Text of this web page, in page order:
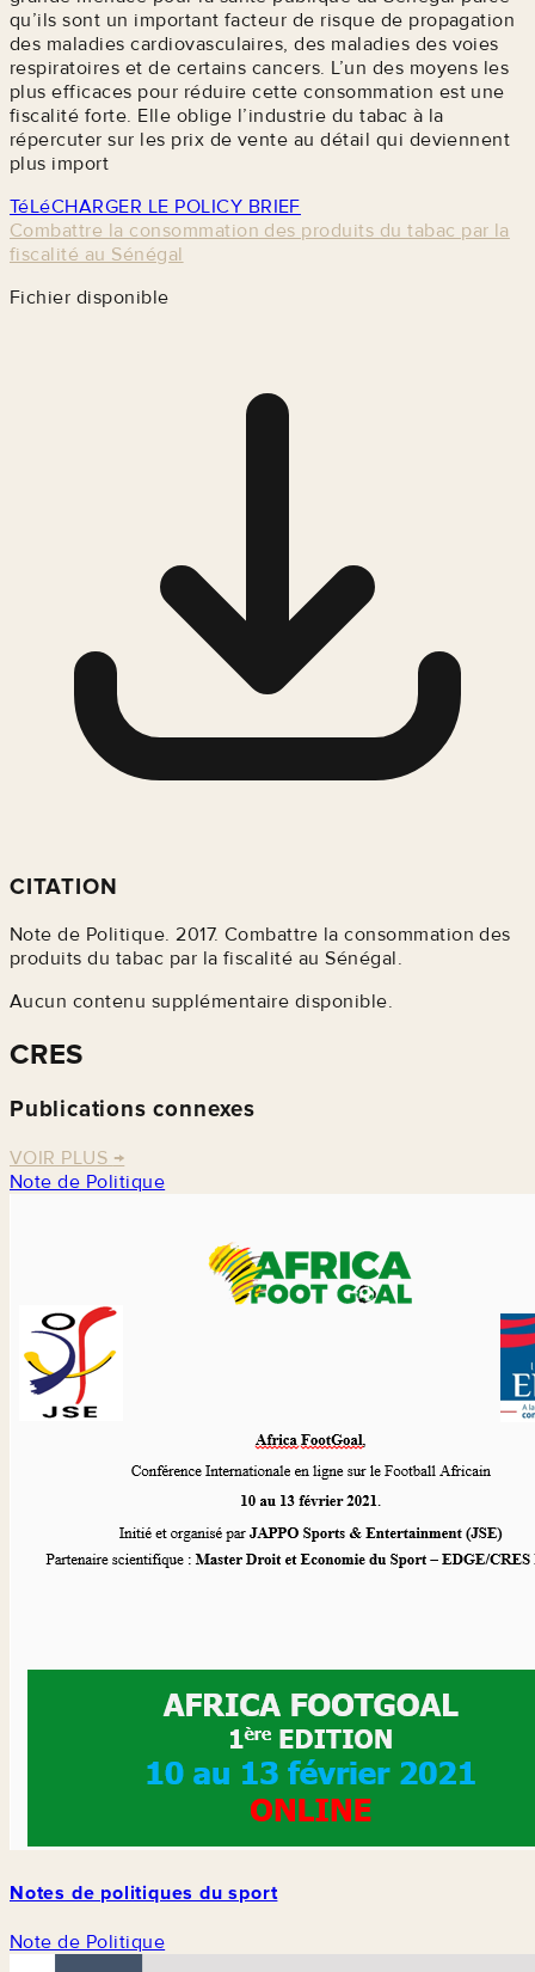
qu’ils sont un important facteur de risque de propagation
des maladies cardiovasculaires, des maladies des voies
respiratoires et de certains cancers. L’un des moyens les
plus efficaces pour réduire cette consommation est une
fiscalité forte. Elle oblige l’industrie du tabac à la
répercuter sur les prix de vente au détail qui deviennent
plus import
TéLéCHARGER LE POLICY BRIEF
Combattre la consommation des produits du tabac par la
fiscalité au Sénégal
Fichier disponible
CITATION
Note de Politique. 2017. Combattre la consommation des
produits du tabac par la fiscalité au Sénégal.
Aucun contenu supplémentaire disponible.
CRES
Publications connexes
VOIR PLUS →
Note de Politique
Notes de politiques du sport
Note de Politique